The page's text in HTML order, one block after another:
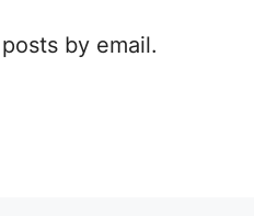
by email.